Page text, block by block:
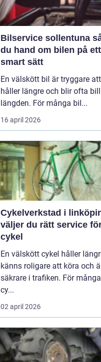
Bilservice sollentuna så tar
du hand om bilen på ett
smart sätt
En välskött bil är tryggare
håller längre och blir ofta
längden. För många bil...
16 april 2026
Cykelverkstad i linköping
väljer du rätt service
cykel
En välskött cykel håller
känns roligare att köra och
säkrare i trafiken. För
cy...
02 april 2026